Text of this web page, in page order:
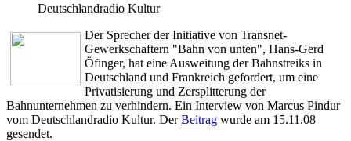
Deutschlandradio Kultur
Der Sprecher der Initiative von Transnet-
Gewerkschaftern "Bahn von unten", Hans-Gerd
Öfinger, hat eine Ausweitung der Bahnstreiks in
Deutschland und Frankreich gefordert, um eine
Privatisierung und Zersplitterung der
Bahnunternehmen zu verhindern. Ein Interview von Marcus Pindur
vom Deutschlandradio Kultur. DerBeitrag wurde am 15.11.08
gesendet.